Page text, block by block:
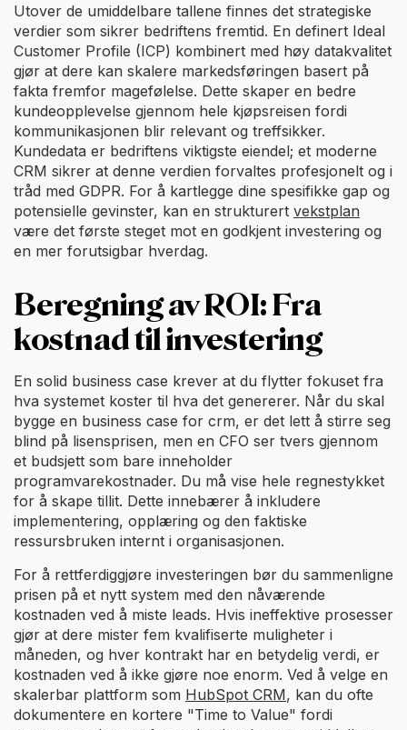
Utover de umiddelbare tallene finnes det strategiske
verdier som sikrer bedriftens fremtid. En definert Ideal
Customer Profile (ICP) kombinert med høy datakvalitet
gjør at dere kan skalere markedsføringen basert på
fakta fremfor magefølelse. Dette skaper en bedre
kundeopplevelse gjennom hele kjøpsreisen fordi
kommunikasjonen blir relevant og treffsikker.
Kundedata er bedriftens viktigste eiendel; et moderne
CRM sikrer at denne verdien forvaltes profesjonelt og i
tråd med GDPR. For å kartlegge dine spesifikke gap og
potensielle gevinster, kan en strukturert vekstplan
være det første steget mot en godkjent investering og
en mer forutsigbar hverdag.
Beregning av ROI: Fra
kostnad til investering
En solid business case krever at du flytter fokuset fra
hva systemet koster til hva det genererer. Når du skal
bygge en business case for crm, er det lett å stirre seg
blind på lisensprisen, men en CFO ser tvers gjennom
et budsjett som bare inneholder
programvarekostnader. Du må vise hele regnestykket
for å skape tillit. Dette innebærer å inkludere
implementering, opplæring og den faktiske
ressursbruken internt i organisasjonen.
For å rettferdiggjøre investeringen bør du sammenligne
prisen på et nytt system med den nåværende
kostnaden ved å miste leads. Hvis ineffektive prosesser
gjør at dere mister fem kvalifiserte muligheter i
måneden, og hver kontrakt har en betydelig verdi, er
kostnaden ved å ikke gjøre noe enorm. Ved å velge en
skalerbar plattform som HubSpot CRM, kan du ofte
dokumentere en kortere "Time to Value" fordi